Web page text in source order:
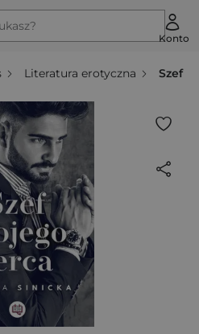
Konto
Literatura erotyczna Szef